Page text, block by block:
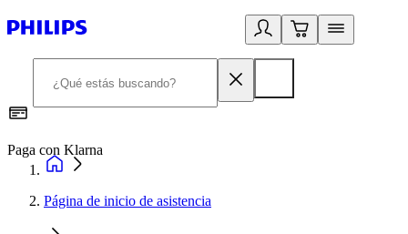
Paga con Klarna
Página de inicio de asistencia